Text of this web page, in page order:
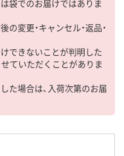
袋でのお届けではありま
変更・キャンセル・返品・
できないことが判明した
ていただくことがありま
た場合は、入荷次第のお届